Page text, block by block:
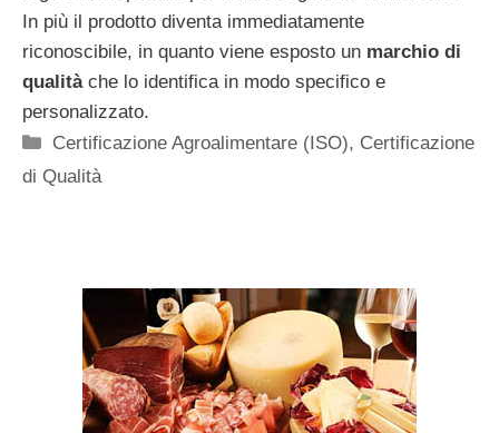
In più il prodotto diventa immediatamente
riconoscibile, in quanto viene esposto un marchio di
qualitàche lo identifica in modo specifico e
personalizzato.
Categorie
Certificazione Agroalimentare (ISO), Certificazione
di Qualità